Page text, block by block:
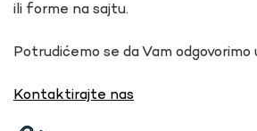
ili forme na sajtu.
Potrudićemo se da Vam
Kontaktirajte nas